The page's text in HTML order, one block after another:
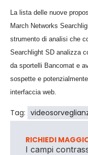
La lista delle nuove
March Networks
strumento di analisi che
Searchlight SD analizza
da sportelli Bancomat e
sospette e
interfaccia web.
Tag:
RICHIEDI
I campi